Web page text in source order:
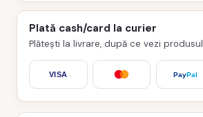
Plată cash/card la curier
Plătești la livrare, după ce vezi produsul
VISA PayPal